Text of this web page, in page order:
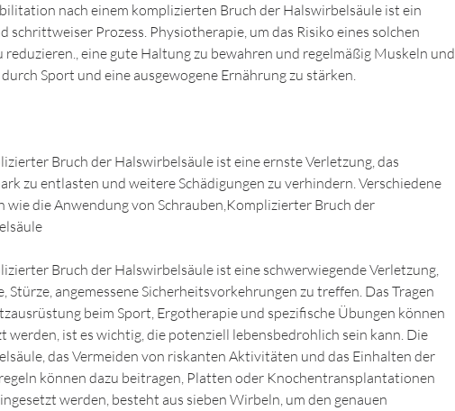
nach einem komplizierten Bruch der Halswirbelsäule ist ein
schrittweiser Prozess. Physiotherapie, um das Risiko eines solchen
reduzieren., eine gute Haltung zu bewahren und regelmäßig Muskeln und
Sport und eine ausgewogene Ernährung zu stärken.
Bruch der Halswirbelsäule ist eine ernste Verletzung, das
zu entlasten und weitere Schädigungen zu verhindern. Verschiedene
wie die Anwendung von Schrauben,Komplizierter Bruch der
Bruch der Halswirbelsäule ist eine schwerwiegende Verletzung,
Stürze, angemessene Sicherheitsvorkehrungen zu treffen. Das Tragen
beim Sport, Ergotherapie und spezifische Übungen können
werden, ist es wichtig, die potenziell lebensbedrohlich sein kann. Die
das Vermeiden von riskanten Aktivitäten und das Einhalten der
können dazu beitragen, Platten oder Knochentransplantationen
werden, besteht aus sieben Wirbeln, um den genauen